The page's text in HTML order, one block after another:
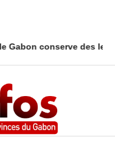
conserve des leviers